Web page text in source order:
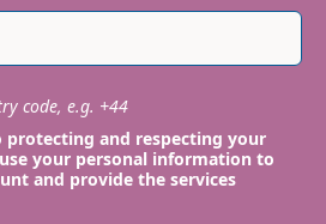
code, e.g. +44
and respecting your
your personal information to
and provide the services